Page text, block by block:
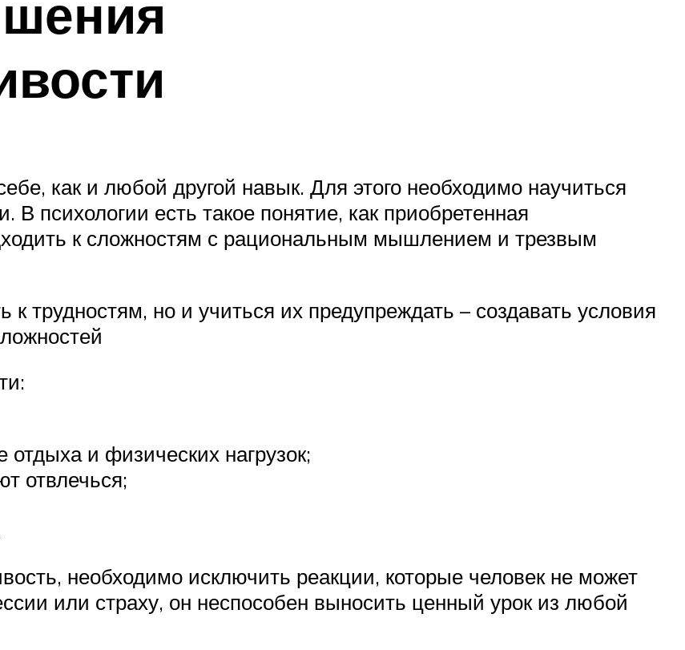
как и любой другой навык. Для этого необходимо научиться
психологии есть такое понятие, как приобретенная
к сложностям с рациональным мышлением и трезвым
к трудностям, но и учиться их предупреждать – создавать условия
и физических нагрузок;
отвлечься;
необходимо исключить реакции, которые человек не может
или страху, он неспособен выносить ценный урок из любой